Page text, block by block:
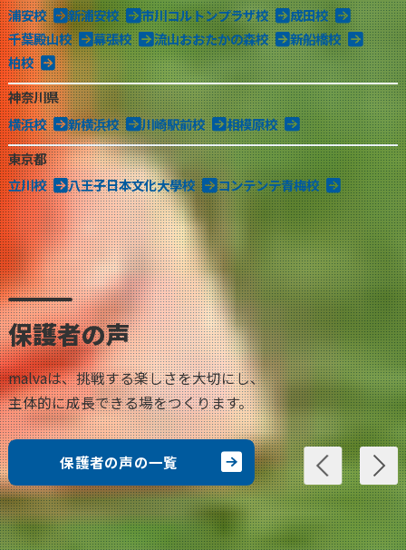
浦安校
新浦安校 市川コルトンプラザ校
成田校
千葉殿山校
幕張校 流山おおたかの森校
新船橋校
柏校
神奈川県
横浜校
新横浜校 川崎駅前校
相模原校
東京都
立川校
八王子日本文化大學校 コンテンテ青梅校
保護者の声
malvaは、挑戦する楽しさを大切にし、
主体的に成長できる場をつくります。
保護者の声の一覧